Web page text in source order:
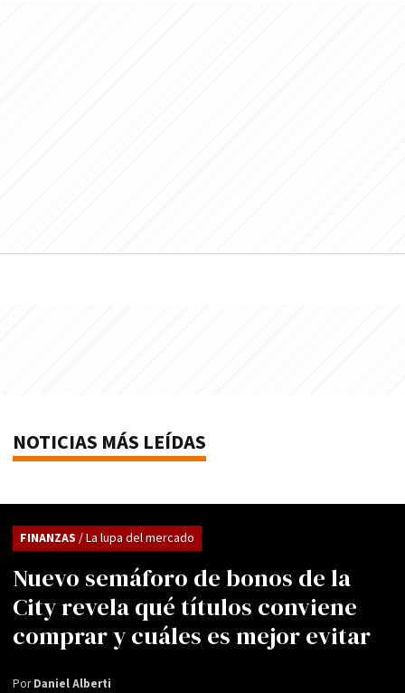
NOTICIAS MÁS LEÍDAS
Nuevo semáforo de bonos de la
City revela qué títulos conviene
comprar y cuáles es mejor evitar
FINANZAS / La lupa del mercado
PorDaniel Alberti